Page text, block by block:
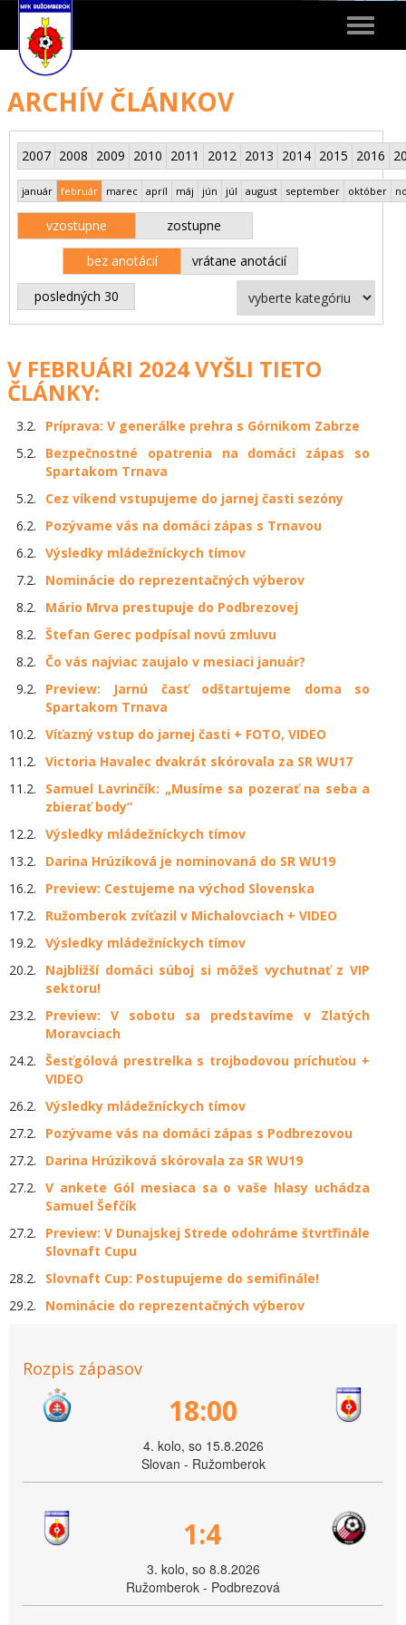
Toggle
ARCHÍV ČLÁNKOV
2007 2008 2009 2010 2011 2012 2013 2014 2015 2016
január február marec apríl máj jún júl august september október
vzostupne zostupne
bez anotácií vrátane anotácií
posledných 30
V FEBRUÁRI 2024 VYŠLI TIETO
ČLÁNKY:
3.2.
Príprava: V generálke prehra s Górnikom Zabrze
5.2.
Bezpečnostné opatrenia na domáci zápas so
Spartakom Trnava
5.2.
Cez víkend vstupujeme do jarnej časti sezóny
6.2.
Pozývame vás na domáci zápas s Trnavou
6.2. Výsledky mládežníckych tímov
7.2.
Nominácie do reprezentačných výberov
8.2.
Mário Mrva prestupuje do Podbrezovej
8.2. Štefan Gerec podpísal novú zmluvu
8.2. Čo vás najviac zaujalo v mesiaci január?
9.2.
Preview: Jarnú časť odštartujeme doma so
Spartakom Trnava
10.2. Víťazný vstup do jarnej časti + FOTO, VIDEO
11.2. Victoria Havalec dvakrát skórovala za SR WU17
11.2.
Samuel Lavrinčík: „Musíme sa pozerať na seba a
zbierať body“
12.2. Výsledky mládežníckych tímov
13.2.
Darina Hrúziková je nominovaná do SR WU19
16.2.
Preview: Cestujeme na východ Slovenska
17.2.
Ružomberok zvíťazil v Michalovciach + VIDEO
19.2. Výsledky mládežníckych tímov
20.2.
Najbližší domáci súboj si môžeš vychutnať z VIP
sektoru!
23.2.
Preview: V sobotu sa predstavíme v Zlatých
Moravciach
24.2. Šesťgólová prestrelka s trojbodovou príchuťou +
VIDEO
26.2. Výsledky mládežníckych tímov
27.2.
Pozývame vás na domáci zápas s Podbrezovou
27.2.
Darina Hrúziková skórovala za SR WU19
27.2. V ankete Gól mesiaca sa o vaše hlasy uchádza
Samuel Šefčík
27.2.
Preview: V Dunajskej Strede odohráme štvrťfinále
Slovnaft Cupu
28.2.
Slovnaft Cup: Postupujeme do semifinále!
29.2.
Nominácie do reprezentačných výberov
Rozpis zápasov
18:00
4. kolo, so 15.8.2026
Slovan - Ružomberok
1:4
3. kolo, so 8.8.2026
Ružomberok - Podbrezová